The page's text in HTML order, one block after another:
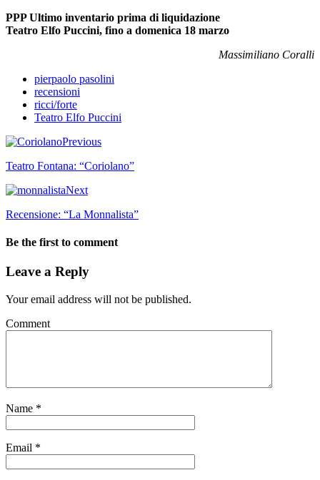
PPP Ultimo inventario prima di liquidazione
Teatro Elfo Puccini, fino a domenica 18 marzo
Massimiliano Coralli
pierpaolo pasolini
recensioni
ricci/forte
Teatro Elfo Puccini
Previous
Teatro Fontana: “Coriolano”
Next
Recensione: “La Monnalista”
Be the first to comment
Leave a Reply
Your email address will not be published.
Comment
Name *
Email *